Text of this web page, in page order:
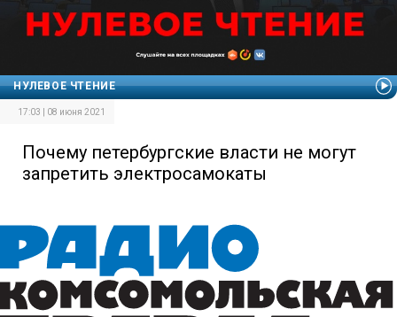
НУЛЕВОЕ ЧТЕНИЕ
17:03 | 08 июня 2021
Почему петербургские власти не могут
запретить электросамокаты